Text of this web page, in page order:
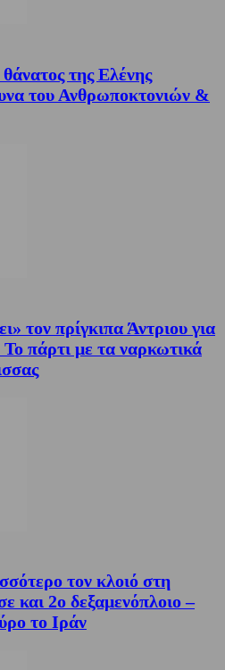
της Ελένης
του Ανθρωποκτονιών &
τον πρίγκιπα Άντριου για
πάρτι με τα ναρκωτικά
τον κλοιό στη
και 2ο δεξαμενόπλοιο –
το Ιράν